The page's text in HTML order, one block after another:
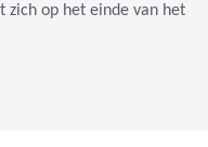
zich op het einde van het